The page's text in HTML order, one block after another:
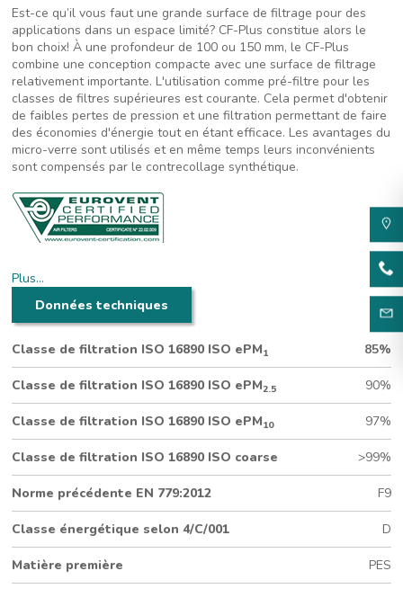
Est-ce qu’il vous faut une grande surface de filtrage pour des
applications dans un espace limité? CF-Plus constitue alors le
bon choix! À une profondeur de 100 ou 150 mm, le CF-Plus
combine une conception compacte avec une surface de filtrage
relativement importante. L'utilisation comme pré-filtre pour les
classes de filtres supérieures est courante. Cela permet d'obtenir
de faibles pertes de pression et une filtration permettant de faire
des économies d'énergie tout en étant efficace. Les avantages du
micro-verre sont utilisés et en même temps leurs inconvénients
sont compensés par le contrecollage synthétique.
Le CF-Plus présente un média en micro-verre et une conception
compacte pour la technique de ventilation générale et il est idéal
comme pré-filtre pour les classes de filtration supérieures
150 mm de profondeur
Conception plate (592 x 592 mm)
Média plissé verre/PES
Classe énergétique selon RS 4/C/001: D
Plus…
Données techniques
Classe de filtration ISO 16890 ISO ePM1 85%
Classe de filtration ISO 16890 ISO ePM2.5 90%
Classe de filtration ISO 16890 ISO ePM10 97%
Classe de filtration ISO 16890 ISO coarse >99%
Norme précédente EN 779:2012 F9
Classe énergétique selon 4/C/001 D
Matière première PES